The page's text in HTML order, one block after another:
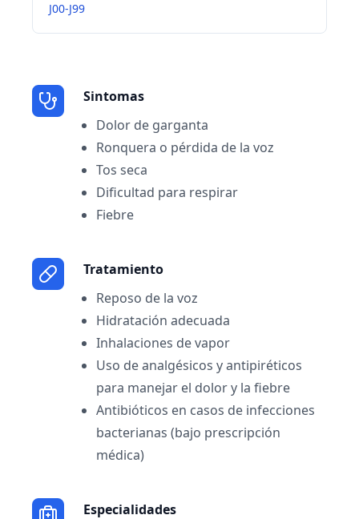
J00-J99
Sintomas
Dolor de garganta
Ronquera o pérdida de la voz
Tos seca
Dificultad para respirar
Fiebre
Tratamiento
Reposo de la voz
Hidratación adecuada
Inhalaciones de vapor
Uso de analgésicos y antipiréticos
para manejar el dolor y la fiebre
Antibióticos en casos de infecciones
bacterianas (bajo prescripción
médica)
Especialidades